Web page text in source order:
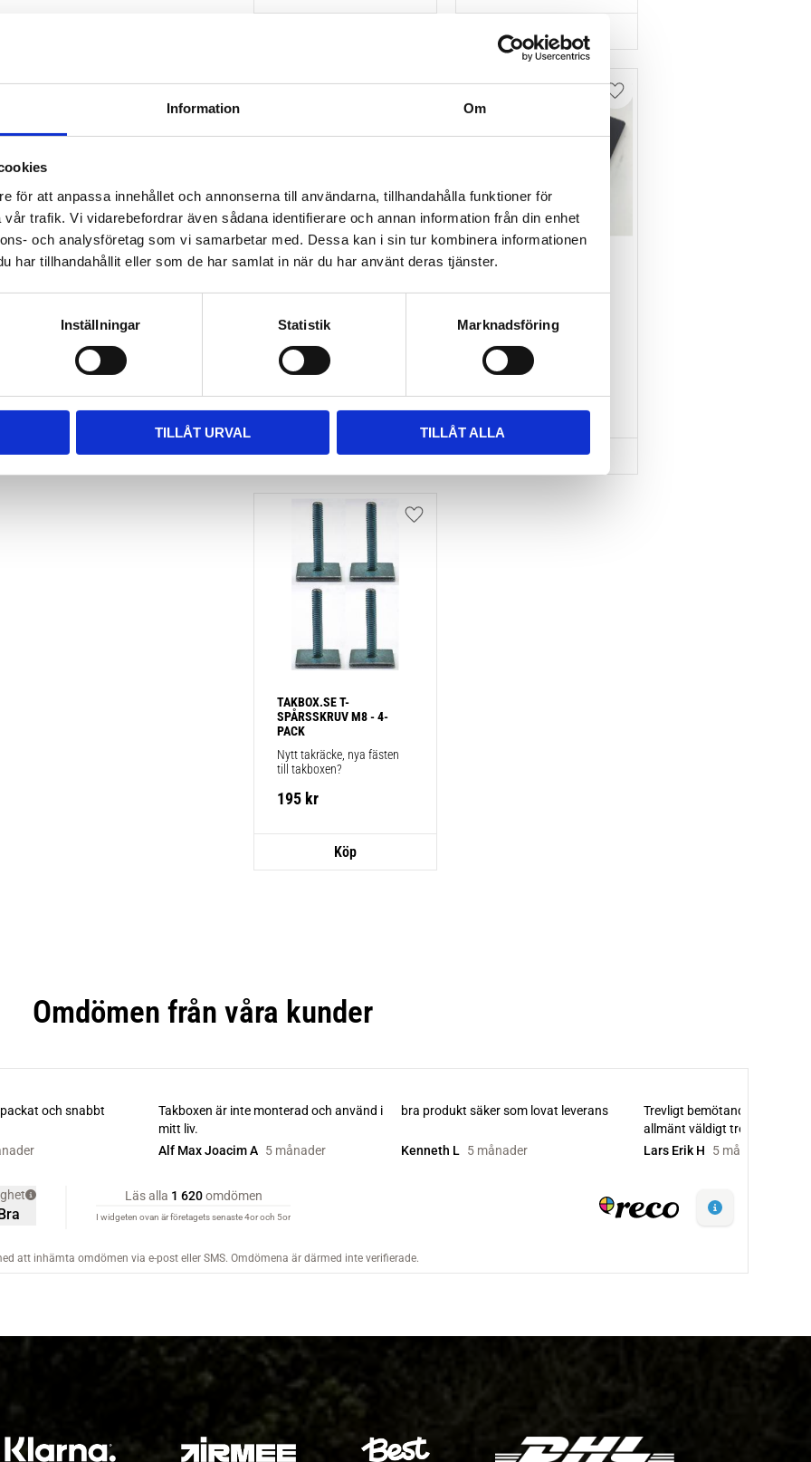
Information Om
för att anpassa innehållet och annonserna till användarna, tillhandahålla funktioner för
trafik. Vi vidarebefordrar även sådana identifierare och annan information från din enhet
och analysföretag som vi samarbetar med. Dessa kan i sin tur kombinera informationen
har tillhandahållit eller som de har samlat in när du har använt deras tjänster.
Inställningar Statistik Marknadsföring
TILLÅT URVAL TILLÅT ALLA
MONTERINGSSATS U-
100 MM 4-PACK
Nytt takräcke, nya fästen
till takboxen?
Lägg till i favoriter
SPÅRSADAPTER 20X24
Nytt takräcke, nya fästen
till takboxen?
Lägg till i favoriter
TAKBOX.SE T-
SPÅRSSKRUV M8 - 4-
PACK
Nytt takräcke, nya fästen
till takboxen?
195 kr
Lägg till i favoriter